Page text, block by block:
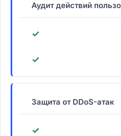
Аудит действий
✓
✓
Защита от DDoS-атак
✓